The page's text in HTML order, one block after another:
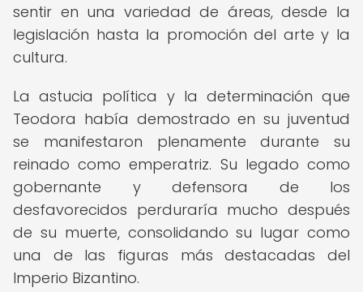
sentir en una variedad de áreas, desde la
legislación hasta la promoción del arte y la
cultura.
La astucia política y la determinación que
Teodora había demostrado en su juventud
se manifestaron plenamente durante su
reinado como emperatriz. Su legado como
gobernante y defensora de los
desfavorecidos perduraría mucho después
de su muerte, consolidando su lugar como
una de las figuras más destacadas del
Imperio Bizantino.